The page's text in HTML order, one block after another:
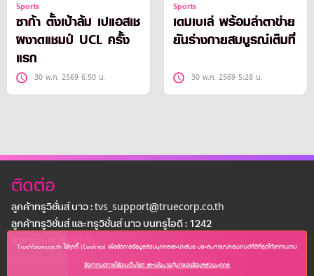
Sports
ซาก้า ตั้งเป้าล้ม เปแอสเช
ผงาดแชมป์ UCL ครั้ง
แรก
30 พ.ค. 2569 6:50 น.
Sports
เดมเบเล่ พร้อมล่าตาข่าย
ยันร่างกายสมบูรณ์เต็มที่
30 พ.ค. 2569 5:28 น.
ติดต่อ
ลูกค้าทรูวิชั่นส์ นาว : tvs_support@truecorp.co.th
ลูกค้าทรูวิชั่นส์ และทรูวิชั่นส์ นาว บนทรูไอดี : 1242
สาขาเเละศูนย์บริการ
TrueVisions.co.th ใช้คุกกี้ (Cookies) เพื่อจัดการข้อมูลส่วนบุคคลและนำเสนอ ประสบการณ์คอนเทนต์ที่ดีที่สุดให้แก่ท่านตาม
ข้อกำหนดการใช้งานเว็บไซต์ และนโยบายคุ้มครองข้อมูลส่วนบุคคล